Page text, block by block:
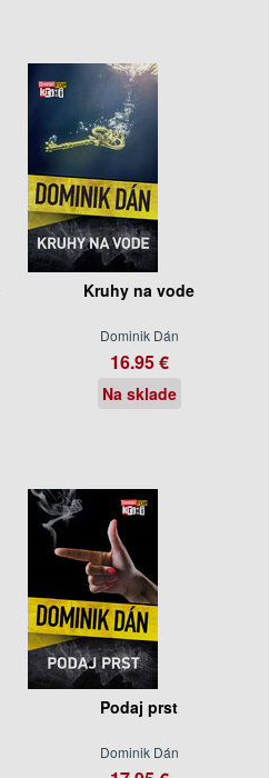
Kruhy na vode
Dominik Dán
16.95 €
Na sklade
Podaj prst
Dominik Dán